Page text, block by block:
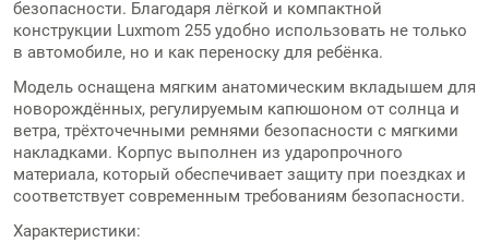
безопасности. Благодаря лёгкой и компактной
конструкции Luxmom 255 удобно использовать не только
в автомобиле, но и как переноску для ребёнка.
Модель оснащена мягким анатомическим вкладышем для
новорождённых, регулируемым капюшоном от солнца и
ветра, трёхточечными ремнями безопасности с мягкими
накладками. Корпус выполнен из ударопрочного
материала, который обеспечивает защиту при поездках и
соответствует современным требованиям безопасности.
Характеристики: